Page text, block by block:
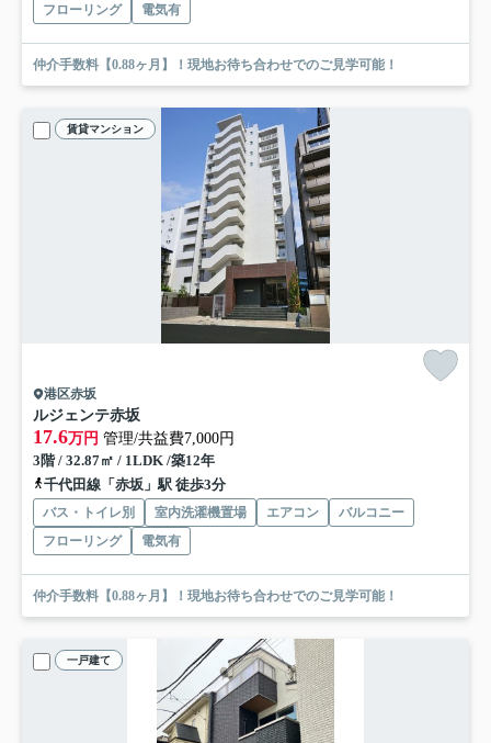
フローリング 電気有
仲介手数料【0.88ヶ月】！現地お待ち合わせでのご見学可能！
賃貸マンション
港区赤坂
ルジェンテ赤坂
17.6万円 管理/共益費7,000円
3階 / 32.87㎡ / 1LDK /築12年
千代田線「赤坂」駅 徒歩3分
バス・トイレ別 室内洗濯機置場 エアコン
バルコニー
フローリング
電気有
仲介手数料【0.88ヶ月】！現地お待ち合わせでのご見学可能！
一戸建て